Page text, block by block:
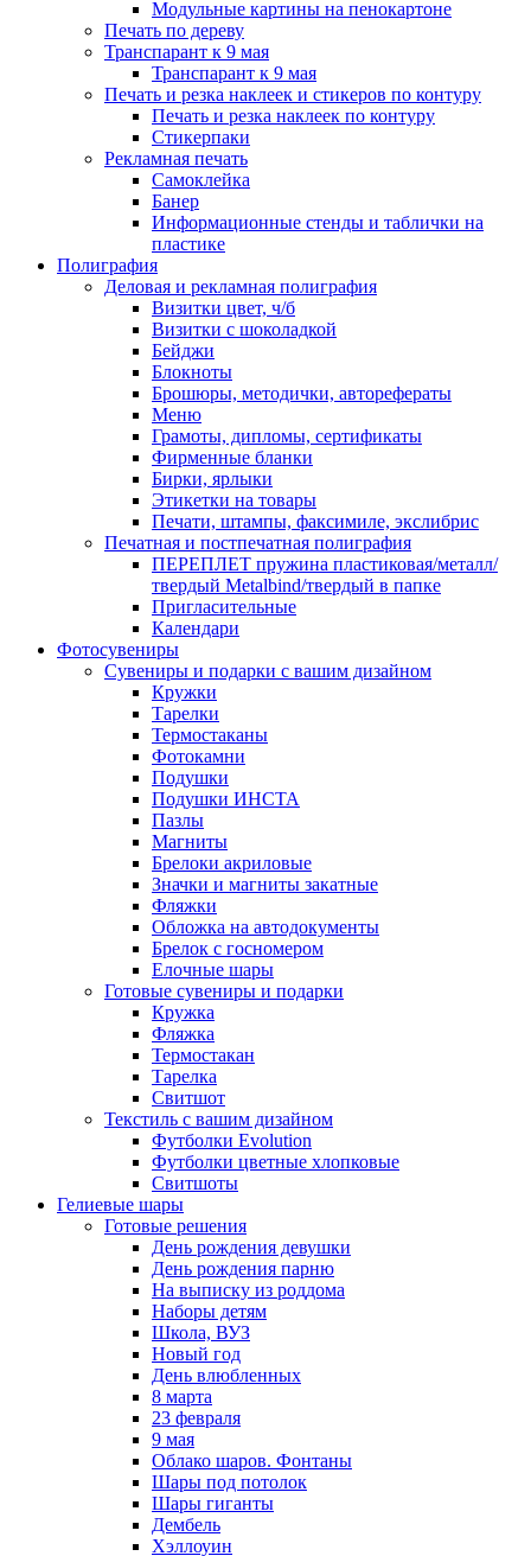
Модульные картины на пенокартоне
Печать по дереву
Транспарант к 9 мая
Транспарант к 9 мая
Печать и резка наклеек и стикеров по контуру
Печать и резка наклеек по контуру
Стикерпаки
Рекламная печать
Самоклейка
Банер
Информационные стенды и таблички на
пластике
Полиграфия
Деловая и рекламная полиграфия
Визитки цвет, ч/б
Визитки с шоколадкой
Бейджи
Блокноты
Брошюры, методички, авторефераты
Меню
Грамоты, дипломы, сертификаты
Фирменные бланки
Бирки, ярлыки
Этикетки на товары
Печати, штампы, факсимиле, экслибрис
Печатная и постпечатная полиграфия
ПЕРЕПЛЕТ пружина пластиковая/металл/
твердый Metalbind/твердый в папке
Пригласительные
Календари
Фотосувениры
Сувениры и подарки с вашим дизайном
Кружки
Тарелки
Термостаканы
Фотокамни
Подушки
Подушки ИНСТА
Пазлы
Магниты
Брелоки акриловые
Значки и магниты закатные
Фляжки
Обложка на автодокументы
Брелок с госномером
Елочные шары
Готовые сувениры и подарки
Кружка
Фляжка
Термостакан
Тарелка
Свитшот
Текстиль с вашим дизайном
Футболки Evolution
Футболки цветные хлопковые
Свитшоты
Гелиевые шары
Готовые решения
День рождения девушки
День рождения парню
На выписку из роддома
Наборы детям
Школа, ВУЗ
Новый год
День влюбленных
8 марта
23 февраля
9 мая
Облако шаров. Фонтаны
Шары под потолок
Шары гиганты
Дембель
Хэллоуин